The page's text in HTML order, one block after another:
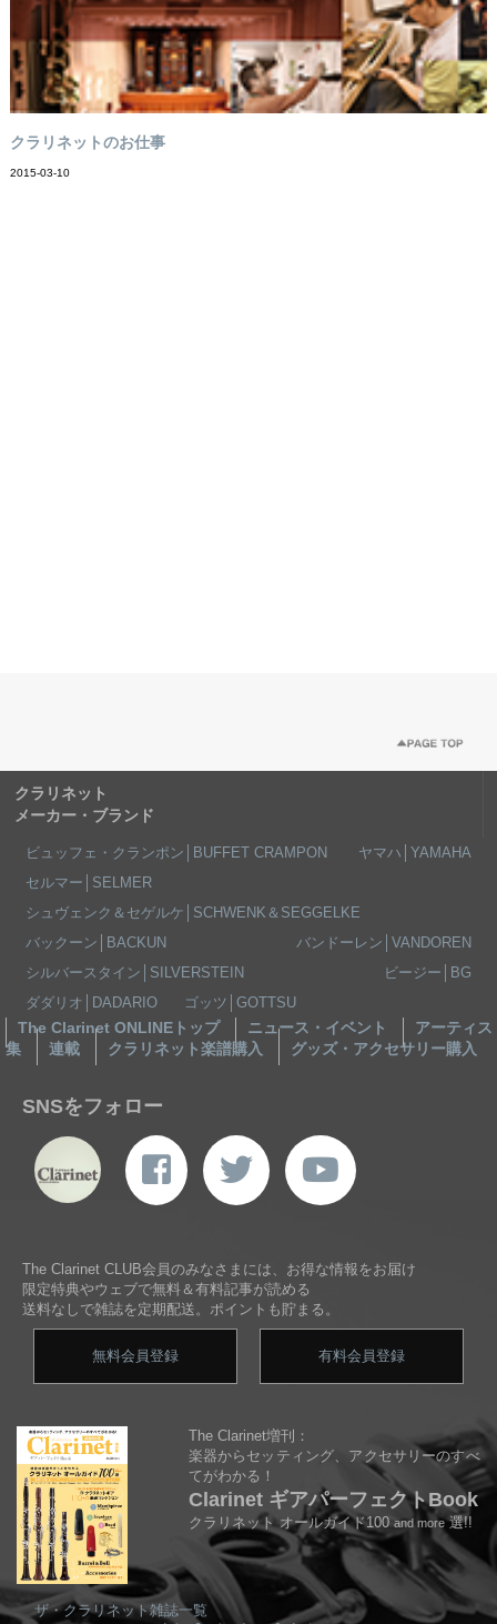
クラリネットのお仕事
2015-03-10
クラリネット
メーカー・ブランド
ビュッフェ・クランポン│BUFFET CRAMPON
ヤマハ│YAMAHA
セルマー│SELMER
シュヴェンク＆セゲルケ│SCHWENK＆SEGGELKE
バックーン│BACKUN
バンドーレン│VANDOREN
シルバースタイン│SILVERSTEIN
ビージー│BG
ダダリオ│DADARIO
ゴッツ│GOTTSU
The Clarinet ONLINEトップ ニュース・イベント
アーティ
集
連載 クラリネット楽譜購入 グッズ・アクセサリー購入
SNSをフォロー
The Clarinet CLUB会員のみなさまには、お得な情報をお届け
限定特典やウェブで無料＆有料記事が読める
送料なしで雑誌を定期配送。ポイントも貯まる。
無料会員登録 有料会員登録
The Clarinet増刊：
楽器からセッティング、アクセサリーのすべ
てがわかる！
Clarinet ギアパーフェクトBook
クラリネット オールガイド100and more選!!
ザ・クラリネット雑誌一覧